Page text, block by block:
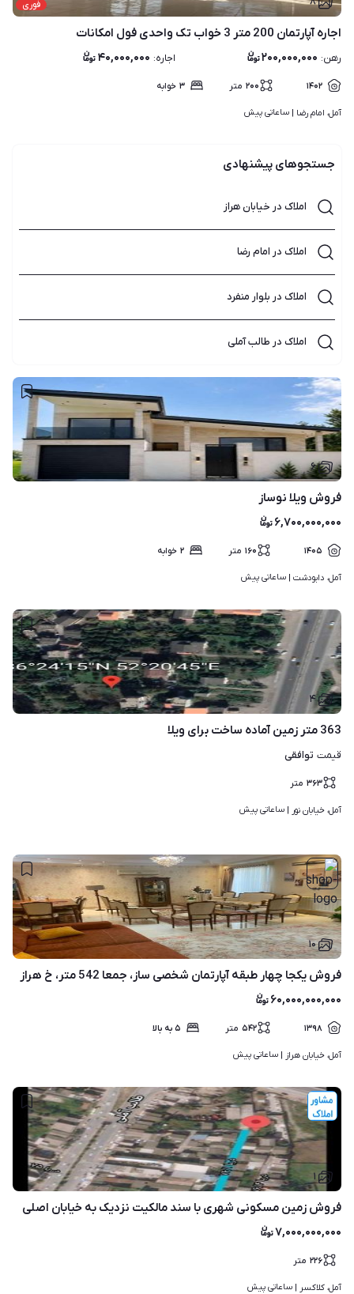
فوری
اجاره آپارتمان 200 متر 3 خواب تک واحدی فول امکانات
رهن: ۲۰۰,۰۰۰,۰۰۰ اجاره: ۴۰,۰۰۰,۰۰۰
۱۴۰۲ ۲۰۰ متر ۳ خوابه
آمل، امام رضا | ساعاتی پیش
جستجوهای پیشنهادی
املاک در خیابان هراز
املاک در امام رضا
املاک در بلوار منفرد
املاک در طالب آملی
۶
فروش ویلا نوساز
۶,۷۰۰,۰۰۰,۰۰۰
۱۴۰۵ ۱۶۰ متر ۲ خوابه
آمل، دابودشت | ساعاتی پیش
۴
363 متر زمین آماده ساخت برای ویلا
قیمت توافقی
۳۶۳ متر
آمل، خیابان نور | ساعاتی پیش
۱۰
فروش یکجا چهار طبقه آپارتمان شخصی ساز، جمعا 542 متر، خ هراز
۶۰,۰۰۰,۰۰۰,۰۰۰
۱۳۹۸ ۵۴۲ متر ۵ به بالا
آمل، خیابان هراز | ساعاتی پیش
۱
فروش زمین مسکونی شهری با سند مالکیت‌ نزدیک به خیابان اصلی
۷,۰۰۰,۰۰۰,۰۰۰
۲۲۶ متر
آمل، کلاکسر | ساعاتی پیش